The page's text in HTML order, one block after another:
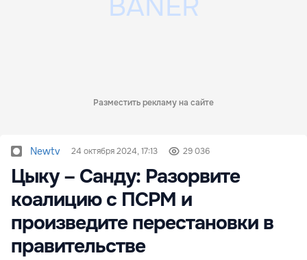
Разместить рекламу на сайте
Newtv 24 октября 2024, 17:13 29 036
Цыку – Санду: Разорвите
коалицию с ПСРМ и
произведите перестановки в
правительстве